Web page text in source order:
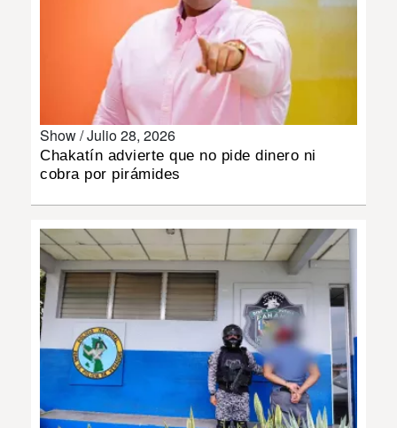
DEPORTES
INSÓLITAS
MULTIMEDIA
IMPRESO
Show /Julio 28, 2026
Chakatín advierte que no pide dinero ni
cobra por pirámides